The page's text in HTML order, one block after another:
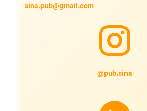
sina.pub@gmail.com
pub.sina@